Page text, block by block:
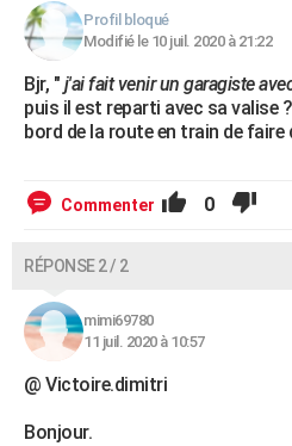
COPAINS D'AVANT
S'inscrire
Se connecter
Lycées
Collèges
Primaires
Universités
Entreprises
Service militaire
Avis de recherche
AVIS DE DÉCÈS
FORUM
Profil bloqué
Modifié le 10 juil. 2020 à 21:22
Bjr, " j'ai fait venir un garagiste
puis il est reparti avec sa valise
bord de la route en train de faire
Commenter 0
RÉPONSE 2 / 2
mimi69780
11 juil. 2020 à 10:57
@ Victoire.dimitri
Bonjour.